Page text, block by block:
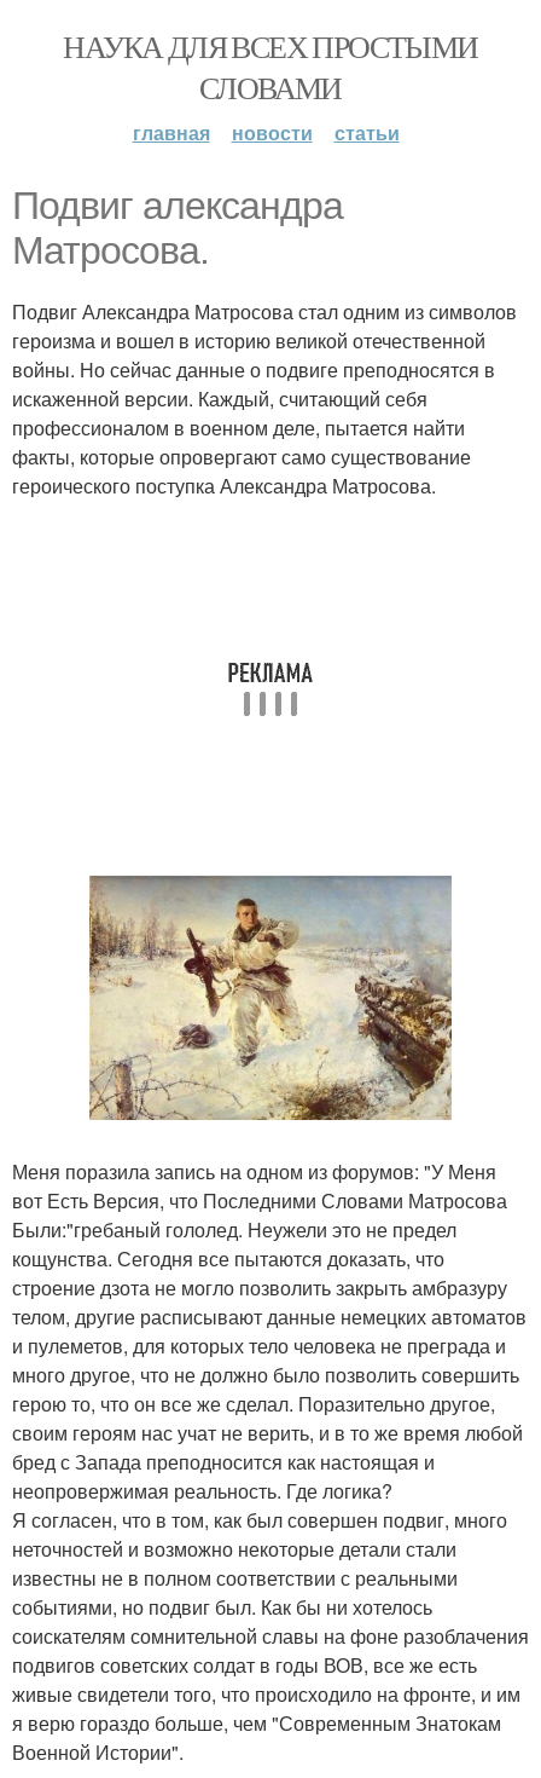
НАУКА ДЛЯ ВСЕХ ПРОСТЫМИ
СЛОВАМИ
главная новости статьи
Подвиг александра
Матросова.
Подвиг Александра Матросова стал одним из символов
героизма и вошел в историю великой отечественной
войны. Но сейчас данные о подвиге преподносятся в
искаженной версии. Каждый, считающий себя
профессионалом в военном деле, пытается найти
факты, которые опровергают само существование
героического поступка Александра Матросова.
Меня поразила запись на одном из форумов: "У Меня
вот Есть Версия, что Последними Словами Матросова
Были:"гребаный гололед. Неужели это не предел
кощунства. Сегодня все пытаются доказать, что
строение дзота не могло позволить закрыть амбразуру
телом, другие расписывают данные немецких автоматов
и пулеметов, для которых тело человека не преграда и
много другое, что не должно было позволить совершить
герою то, что он все же сделал. Поразительно другое,
своим героям нас учат не верить, и в то же время любой
бред с Запада преподносится как настоящая и
неопровержимая реальность. Где логика?
Я согласен, что в том, как был совершен подвиг, много
неточностей и возможно некоторые детали стали
известны не в полном соответствии с реальными
событиями, но подвиг был. Как бы ни хотелось
соискателям сомнительной славы на фоне разоблачения
подвигов советских солдат в годы ВОВ, все же есть
живые свидетели того, что происходило на фронте, и им
я верю гораздо больше, чем "Современным Знатокам
Военной Истории".